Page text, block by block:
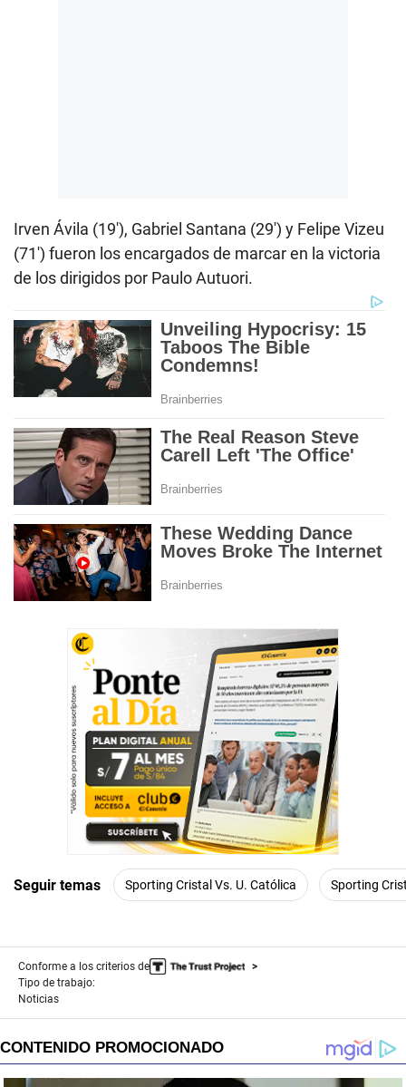
Irven Ávila (19′), Gabriel Santana (29′) y Felipe Vizeu
(71′) fueron los encargados de marcar en la victoria
de los dirigidos por Paulo Autuori.
Seguir temas Sporting Cristal Vs. U. Católica Sporting
Conforme a los criterios de
Tipo de trabajo:
Noticias